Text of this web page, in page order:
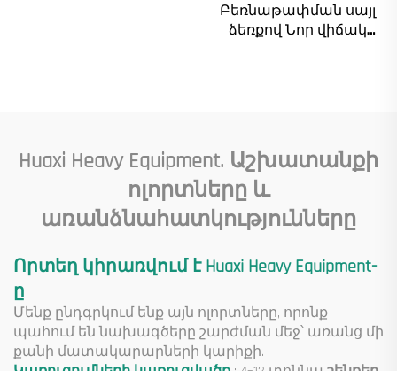
համար
Բեռնաթափման սայլ
ձեռքով Նոր վիճակ
մանժեթ պոմպ շարժիչ
Ներքին
բեռնվածություն
Huaxi Heavy Equipment. Աշխատանքի
ոլորտները և
առանձնահատկությունները
Որտեղ կիրառվում է Huaxi Heavy Equipment-
ը
Մենք ընդգրկում ենք այն ոլորտները, որոնք
պահում են նախագծերը շարժման մեջ՝ առանց մի
քանի մատակարարների կարիքի.